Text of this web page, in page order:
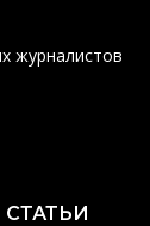
журналистов